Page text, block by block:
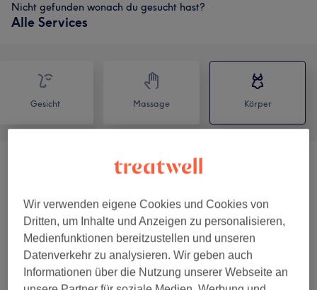
Nicht gefunden wonach du gesucht hast?
Alle Services
Gesicht Massage Körper
Körperbehandlungen (1)
Unsere Arbeit
Bild anklicken für weitere Details
Wir verwenden eigene Cookies und Cookies von
Dritten, um Inhalte und Anzeigen zu personalisieren,
Medienfunktionen bereitzustellen und unseren
Datenverkehr zu analysieren. Wir geben auch
Informationen über die Nutzung unserer Webseite an